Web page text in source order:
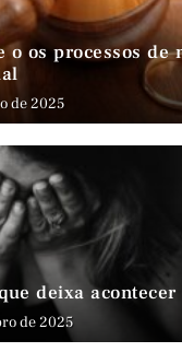
o os processos de
de 2025
deixa
de 2025